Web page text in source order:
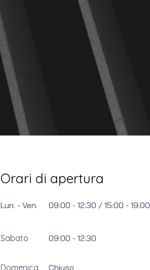
Orari di apertura
Lun. - Ven. 09:00 - 12:30 / 15:00 - 19:00
Sabato 09:00 - 12:30
Domenica Chiuso